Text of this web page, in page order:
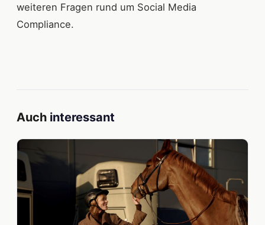
weiteren Fragen rund um Social Media
Compliance.
Auch interessant